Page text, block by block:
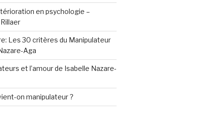
en psychologie –
Les 30 critères du Manipulateur
Aga
et l’amour de Isabelle Nazare-
on manipulateur ?